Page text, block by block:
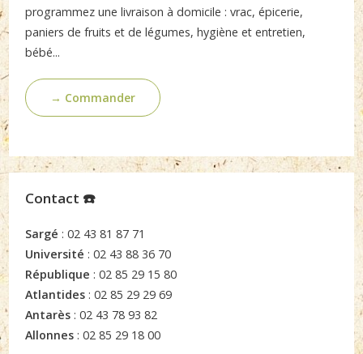
programmez une livraison à domicile : vrac, épicerie,
paniers de fruits et de légumes, hygiène et entretien,
bébé...
→ Commander
Contact ☎️
Sargé : 02 43 81 87 71
Université : 02 43 88 36 70
République : 02 85 29 15 80
Atlantides : 02 85 29 29 69
Antarès : 02 43 78 93 82
Allonnes : 02 85 29 18 00